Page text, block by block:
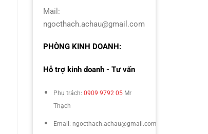
Mail:
ngocthach.achau@gmail.com
PHÒNG KINH DOANH:
Hỗ trợ kinh doanh - Tư vấn
Phụ trách: 0909 9792 05 Mr
Thạch
Email: ngocthach.achau@gmail.com